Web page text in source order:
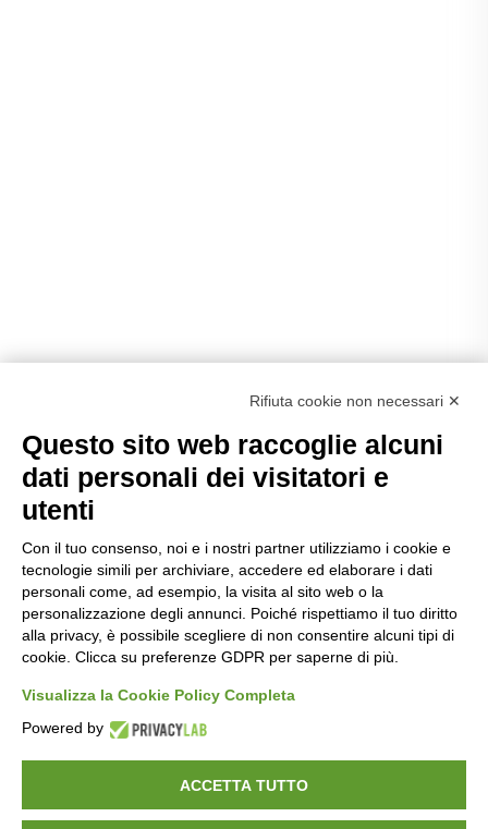
Rifiuta cookie non necessari ✕
Questo sito web raccoglie alcuni
dati personali dei visitatori e
utenti
Con il tuo consenso, noi e i nostri partner utilizziamo i cookie e
tecnologie simili per archiviare, accedere ed elaborare i dati
personali come, ad esempio, la visita al sito web o la
personalizzazione degli annunci. Poiché rispettiamo il tuo diritto
alla privacy, è possibile scegliere di non consentire alcuni tipi di
cookie. Clicca su preferenze GDPR per saperne di più.
Visualizza la Cookie Policy Completa
Powered by
ACCETTA TUTTO